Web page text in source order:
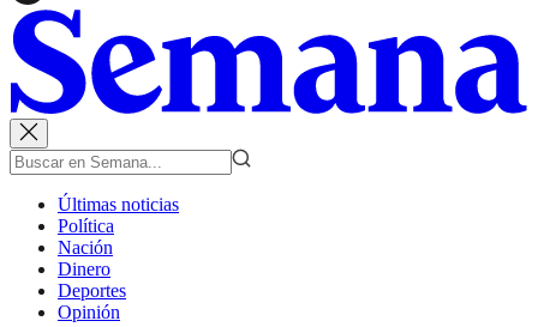
Últimas noticias
Política
Nación
Dinero
Deportes
Opinión